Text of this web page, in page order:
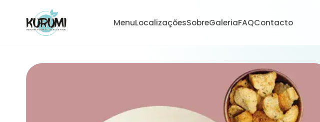
MenuLocalizaçõesSobreGaleriaFAQContacto